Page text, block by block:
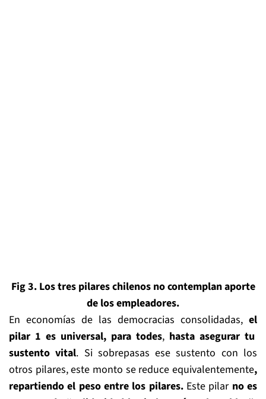
Fig 3. Los tres pilares chilenos no contemplan aporte
de los empleadores.
En economías de las democracias consolidadas, el
pilar 1 es universal, para todes, hasta asegurar tu
sustento vital. Si sobrepasas ese sustento con los
otros pilares, este monto se reduce equivalentemente,
repartiendo el peso entre los pilares. Este pilarno es